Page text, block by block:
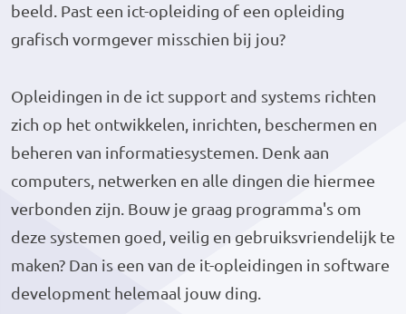
beeld. Past een ict-opleiding of een opleiding
grafisch vormgever misschien bij jou?
Opleidingen in de ict support and systems richten
zich op het ontwikkelen, inrichten, beschermen en
beheren van informatiesystemen. Denk aan
computers, netwerken en alle dingen die hiermee
verbonden zijn. Bouw je graag programma's om
deze systemen goed, veilig en gebruiksvriendelijk te
maken? Dan is een van de it-opleidingen in software
development helemaal jouw ding.